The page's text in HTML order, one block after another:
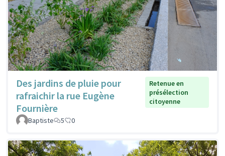
Des jardins de pluie pour
rafraichir la rue Eugène
Fournière
Retenue en
présélection
citoyenne
Baptiste 5 0